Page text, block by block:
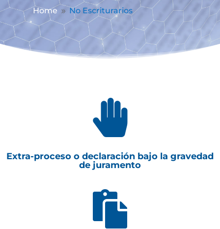
Home 9 No Escriturarios

Extra-proceso o declaración bajo la gravedad
de juramento
